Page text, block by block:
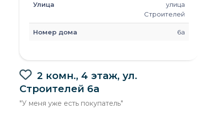
Улица
улица
Строителей
Номер дома 6а
2 комн., 4 этаж, ул.
Строителей 6а
"У меня уже есть покупатель"